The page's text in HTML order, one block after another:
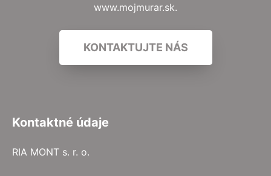
www.mojmurar.sk.
KONTAKTUJTE NÁS
Kontaktné údaje
RIA MONT s. r. o.